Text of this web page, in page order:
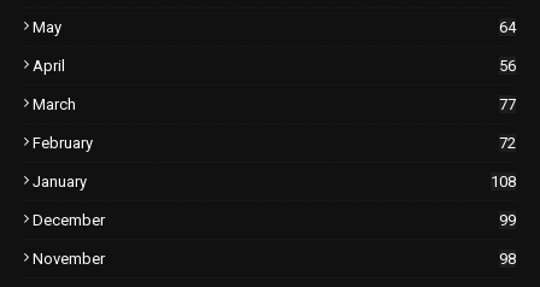
May 64
April 56
March 77
February 72
January 108
December 99
November 98